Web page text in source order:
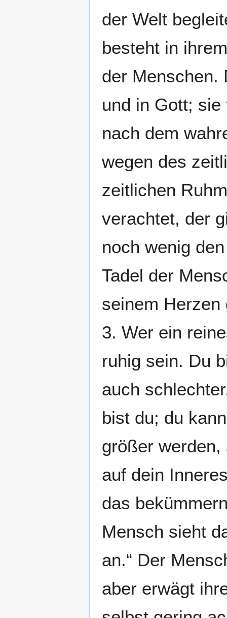
der Welt
besteht in
der Menschen.
und in Gott;
nach dem
wegen des
zeitlichen
verachtet, der
noch wenig
Tadel der
seinem Herzen
3. Wer ein
ruhig sein. Du
auch
bist du; du
größer werden,
auf dein
das
Mensch sieht
an.“ Der
aber erwägt